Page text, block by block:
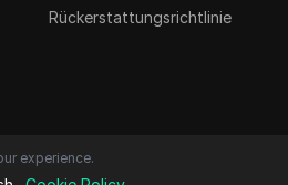
Rückerstattungsrichtlinie
experience.